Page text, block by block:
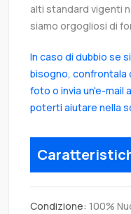
alti standard vigenti
siamo orgogliosi di
In caso di dubbio se
bisogno, confrontala
foto o invia un'e-mail
poterti aiutare nella
Condizione: 100%